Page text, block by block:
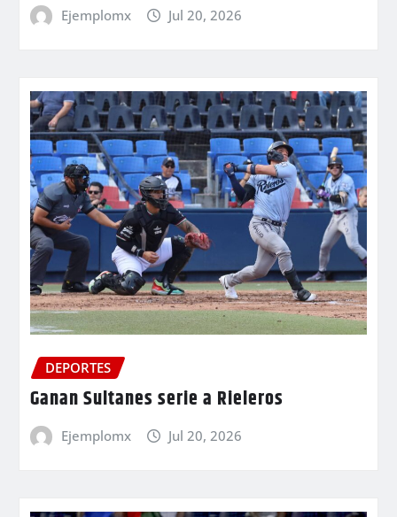
Ejemplomx Jul 20, 2026
DEPORTES
Ganan Sultanes serie a Rieleros
Ejemplomx Jul 20, 2026